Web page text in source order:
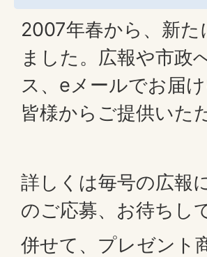
2007年春から、新
ました。広報や市政
ス、eメールでお届
皆様からご提供いた
詳しくは毎号の広報
のご応募、お待ちし
併せて、プレゼント